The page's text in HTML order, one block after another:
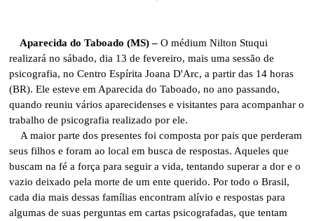
Aparecida do Taboado (MS) –O médium Nilton Stuqui
realizará no sábado, dia 13 de fevereiro, mais uma sessão de
psicografia, no Centro Espírita Joana D'Arc, a partir das 14 horas
(BR). Ele esteve em Aparecida do Taboado, no ano passando,
quando reuniu vários aparecidenses e visitantes para acompanhar o
trabalho de psicografia realizado por ele.
A maior parte dos presentes foi composta por pais que perderam
seus filhos e foram ao local em busca de respostas. Aqueles que
buscam na fé a força para seguir a vida, tentando superar a dor e o
vazio deixado pela morte de um ente querido. Por todo o Brasil,
cada dia mais dessas famílias encontram alívio e respostas para
algumas de suas perguntas em cartas psicografadas, que tentam